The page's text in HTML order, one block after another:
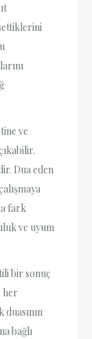
ve
Dua eden
fark
ve uyum
bir sonuç
her
bağlı